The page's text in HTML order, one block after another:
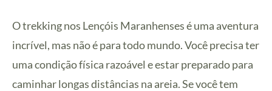
O trekking nos Lençóis Maranhenses é uma aventura
incrível, mas não é para todo mundo. Você precisa ter
uma condição física razoável e estar preparado para
caminhar longas distâncias na areia. Se você tem